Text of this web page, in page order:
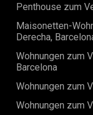
Penthouse zum
Maisonetten-
Derecha,
Wohnungen zum
Barcelona
Wohnungen zum
Wohnungen zum